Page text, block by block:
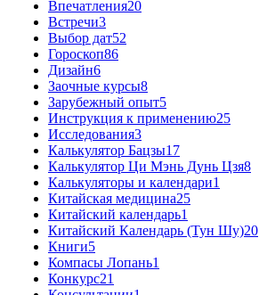
Впечатления20
Встречи3
Выбор дат52
Гороскоп86
Дизайн6
Заочные курсы8
Зарубежный опыт5
Инструкция к применению25
Исследования3
Калькулятор Бацзы17
Калькулятор Ци Мэнь Дунь Цзя8
Калькуляторы и календари1
Китайская медицина25
Китайский календарь1
Китайский Календарь (Тун Шу)20
Книги5
Компасы Лопань1
Конкурс21